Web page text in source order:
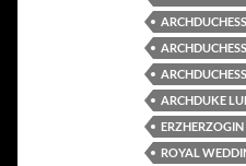
ARCHDUKE
ROYAL